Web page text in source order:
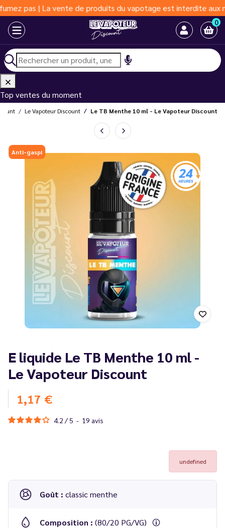
La vente de produits du vapotage est interdite aux moins de
0
Top ventes du moment
Le Vapoteur Discount Le TB Menthe 10 ml - Le Vapoteur Discount
Anti-gaspi
E liquide Le TB Menthe 10 ml -
Le Vapoteur Discount
1,17 €
4.2 / 5 - 19 avis
undefined
Goût : classic menthe
Composition : (80/20 PG/VG)